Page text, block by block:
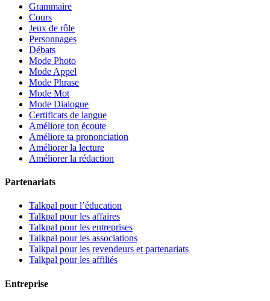
Grammaire
Cours
Jeux de rôle
Personnages
Débats
Mode Photo
Mode Appel
Mode Phrase
Mode Mot
Mode Dialogue
Certificats de langue
Améliore ton écoute
Améliore ta prononciation
Améliorer la lecture
Améliorer la rédaction
Partenariats
Talkpal pour l’éducation
Talkpal pour les affaires
Talkpal pour les entreprises
Talkpal pour les associations
Talkpal pour les revendeurs et partenariats
Talkpal pour les affiliés
Entreprise